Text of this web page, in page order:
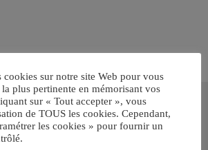
gratuitement pour
guide BARF gratuit !
bien nourrir votre chien ou chat
cookies sur notre site Web pour vous
plus pertinente en mémorisant vos
sur « Tout accepter », vous
de TOUS les cookies. Cependant,
les cookies » pour fournir un